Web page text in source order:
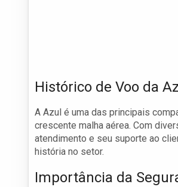
Histórico de Voo da
A Azul é uma das principais
crescente malha aérea. Com
atendimento e seu suporte ao
história no setor.
Importância da